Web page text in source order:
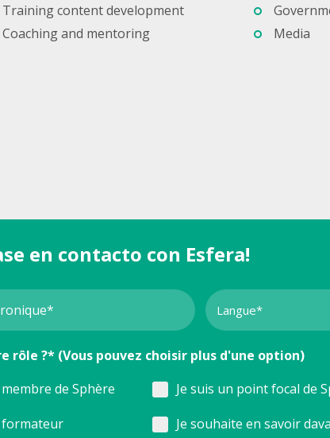
Training content development
Coaching and mentoring
Media
en contacto con Esfera!
rôle ?* (Vous pouvez choisir plus d'une option)
de Sphère
Je suis un point focal de
formateur
Je souhaite en savoir